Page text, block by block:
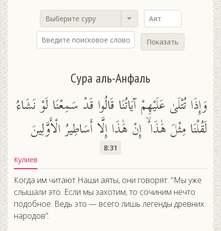
Выберите суру
Показать
Сура аль-Анфаль
وَإِذَا تُتْلَىٰ عَلَيْهِمْ آيَاتُنَا قَالُوا قَدْ سَمِعْنَا لَوْ نَشَاءُ
لَقُلْنَا مِثْلَ هَٰذَا ۙ إِنْ هَٰذَا إِلَّا أَسَاطِيرُ الْأَوَّلِينَ
8:31
Кулиев
Когда им читают Наши аяты, они говорят: "Мы уже
слышали это. Если мы захотим, то сочиним нечто
подобное. Ведь это — всего лишь легенды древних
народов".